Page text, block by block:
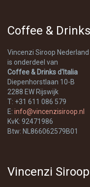
Coffee &
Vincenzi Siroop Nederland
is onderdeel van
Coffee & Drinks d'Italia
Diepenhorstlaan 10-B
2288 EW Rijswijk
T: +31 611 086 579
E: info@vincenzisiroop.nl
KvK: 92471986
Btw: NL866062579B01
Vincenzi Siroop